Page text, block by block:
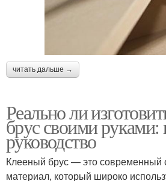
читать дальше →
Реально ли
брус своими руками:
руководство
Клееный брус — это современный
материал, который широко